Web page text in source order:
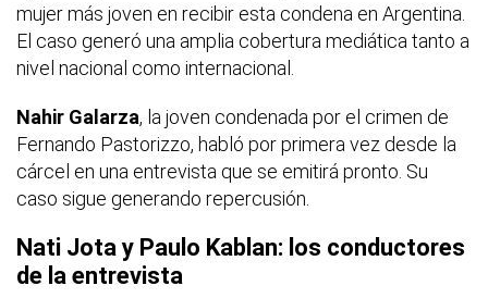
mujer más joven en recibir esta condena en Argentina.
El caso generó una amplia cobertura mediática tanto a
nivel nacional como internacional.
Nahir Galarza, la joven condenada por el crimen de
Fernando Pastorizzo, habló por primera vez desde la
cárcel en una entrevista que se emitirá pronto. Su
caso sigue generando repercusión.
Nati Jota y Paulo Kablan: los conductores
de la entrevista